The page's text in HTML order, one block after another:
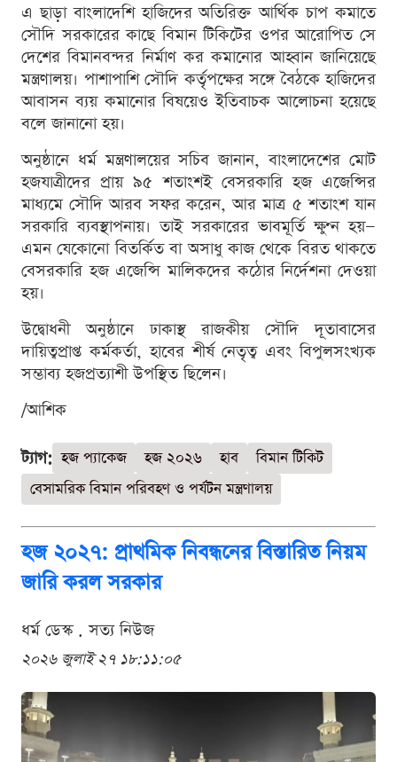
এ ছাড়া বাংলাদেশি হাজিদের অতিরিক্ত আর্থিক চাপ কমাতে
সৌদি সরকারের কাছে বিমান টিকিটের ওপর আরোপিত সে
দেশের বিমানবন্দর নির্মাণ কর কমানোর আহ্বান জানিয়েছে
মন্ত্রণালয়। পাশাপাশি সৌদি কর্তৃপক্ষের সঙ্গে বৈঠকে হাজিদের
আবাসন ব্যয় কমানোর বিষয়েও ইতিবাচক আলোচনা হয়েছে
বলে জানানো হয়।
অনুষ্ঠানে ধর্ম মন্ত্রণালয়ের সচিব জানান, বাংলাদেশের মোট
হজযাত্রীদের প্রায় ৯৫ শতাংশই বেসরকারি হজ এজেন্সির
মাধ্যমে সৌদি আরব সফর করেন, আর মাত্র ৫ শতাংশ যান
সরকারি ব্যবস্থাপনায়। তাই সরকারের ভাবমূর্তি ক্ষুণ্ন হয়—
এমন যেকোনো বিতর্কিত বা অসাধু কাজ থেকে বিরত থাকতে
বেসরকারি হজ এজেন্সি মালিকদের কঠোর নির্দেশনা দেওয়া
হয়।
উদ্বোধনী অনুষ্ঠানে ঢাকাস্থ রাজকীয় সৌদি দূতাবাসের
দায়িত্বপ্রাপ্ত কর্মকর্তা, হাবের শীর্ষ নেতৃত্ব এবং বিপুলসংখ্যক
সম্ভাব্য হজপ্রত্যাশী উপস্থিত ছিলেন।
/আশিক
ট্যাগ: হজ প্যাকেজ হজ ২০২৬ হাব
বিমান টিকিট
বেসামরিক বিমান পরিবহণ ও পর্যটন মন্ত্রণালয়
হজ ২০২৭: প্রাথমিক নিবন্ধনের বিস্তারিত নিয়ম
জারি করল সরকার
ধর্ম ডেস্ক . সত্য নিউজ
২০২৬ জুলাই ২৭ ১৮:১১:০৫